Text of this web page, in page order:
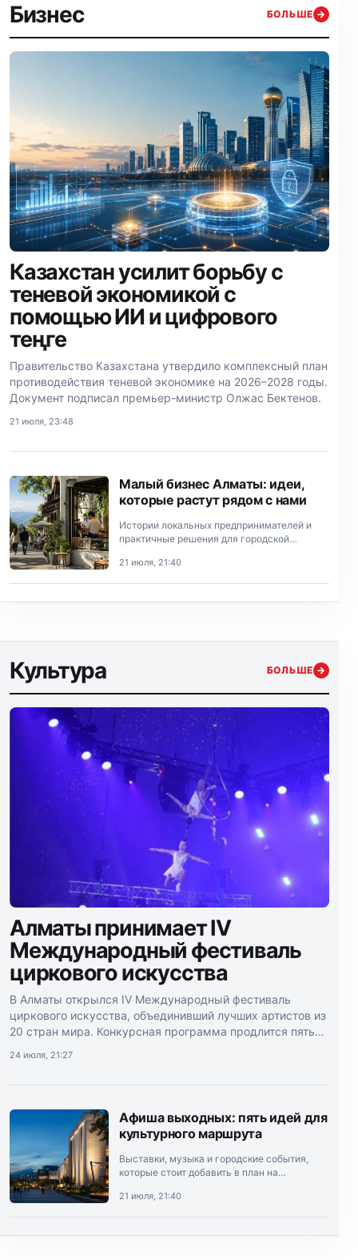
Бизнес БОЛЬШЕ →
Казахстан усилит борьбу с
теневой экономикой с
помощью ИИ и цифрового
теңге
Правительство Казахстана утвердило комплексный план
противодействия теневой экономике на 2026–2028 годы.
Документ подписал премьер-министр Олжас Бектенов.
21 июля, 23:48
Малый бизнес Алматы: идеи,
которые растут рядом с нами
Истории локальных предпринимателей и
практичные решения для городской
21 июля, 21:40
Культура БОЛЬШЕ →
Алматы принимает IV
Международный фестиваль
циркового искусства
В Алматы открылся IV Международный фестиваль
циркового искусства, объединивший лучших артистов из
20 стран мира. Конкурсная программа продлится пять
24 июля, 21:27
Афиша выходных: пять идей для
культурного маршрута
Выставки, музыка и городские события,
которые стоит добавить в план на
21 июля, 21:40